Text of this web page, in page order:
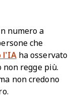
numero a
che
ha osservato
non regge più.
non credono